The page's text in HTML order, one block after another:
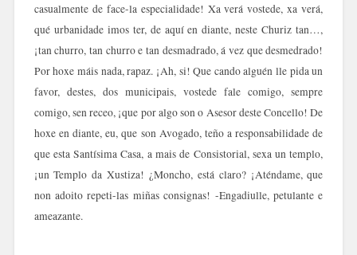
casualmente de face-la especialidade! Xa verá vostede, xa verá,
qué urbanidade imos ter, de aquí en diante, neste Churiz tan…,
¡tan churro, tan churro e tan desmadrado, á vez que desmedrado!
Por hoxe máis nada, rapaz. ¡Ah, si! Que cando alguén lle pida un
favor, destes, dos municipais, vostede fale comigo, sempre
comigo, sen receo, ¡que por algo son o Asesor deste Concello! De
hoxe en diante, eu, que son Avogado, teño a responsabilidade de
que esta Santísima Casa, a mais de Consistorial, sexa un templo,
¡un Templo da Xustiza! ¿Moncho, está claro? ¡Aténdame, que
non adoito repeti-las miñas consignas! -Engadiulle, petulante e
ameazante.